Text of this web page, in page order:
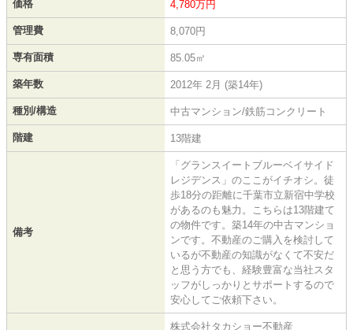
価格 4,780万円
管理費 8,070円
専有面積 85.05㎡
築年数 2012年 2月 (築14年)
種別/構造 中古マンション/鉄筋コンクリート
階建 13階建
備考
「グランスイートブルーベイサイド
レジデンス」のここがイチオシ。徒
歩18分の距離に千葉市立新宿中学校
があるのも魅力。こちらは13階建て
の物件です。築14年の中古マンショ
ンです。不動産のご購入を検討して
いるが不動産の知識がなくて不安だ
と思う方でも、経験豊富な当社スタ
ッフがしっかりとサポートするので
安心してご依頼下さい。
株式会社タカショー不動産